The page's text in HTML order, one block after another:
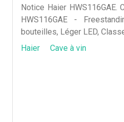
Notice Haier HWS116GAE.
HWS116GAE -
bouteilles, Léger LED,
Haier
Cave à vin